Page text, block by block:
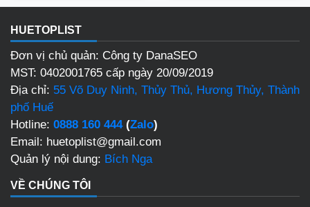
HUETOPLIST
Đơn vị chủ quản: Công ty DanaSEO
MST: 0402001765 cấp ngày 20/09/2019
Địa chỉ: 55 Võ Duy Ninh, Thủy Thủ, Hương Thủy, Thành
phố Huế
Hotline: 0888 160 444(Zalo)
Email: huetoplist@gmail.com
Quản lý nội dung: Bích Nga
VỀ CHÚNG TÔI